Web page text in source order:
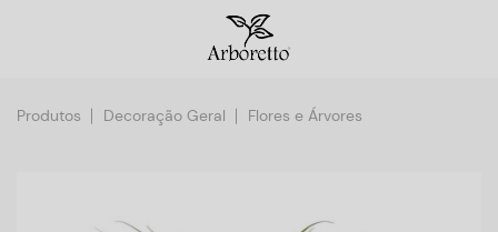
Produtos Decoração Geral Flores e Árvores